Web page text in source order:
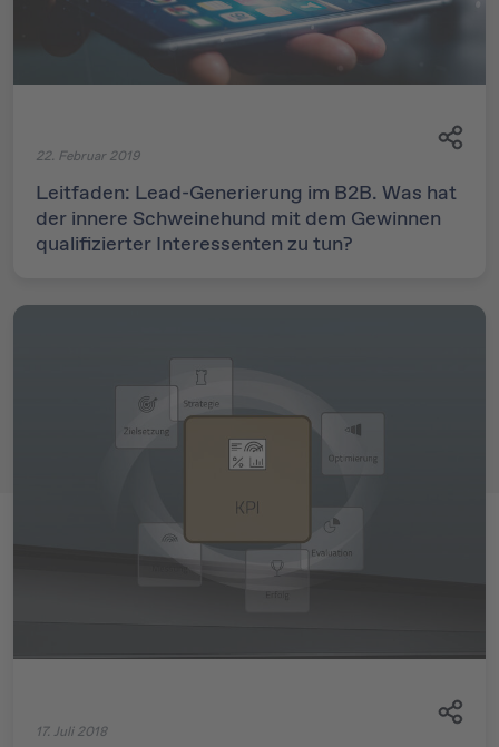
22. Februar 2019
Leitfaden: Lead-Generierung im B2B. Was hat
der innere Schweinehund mit dem Gewinnen
qualifizierter Interessenten zu tun?
17. Juli 2018